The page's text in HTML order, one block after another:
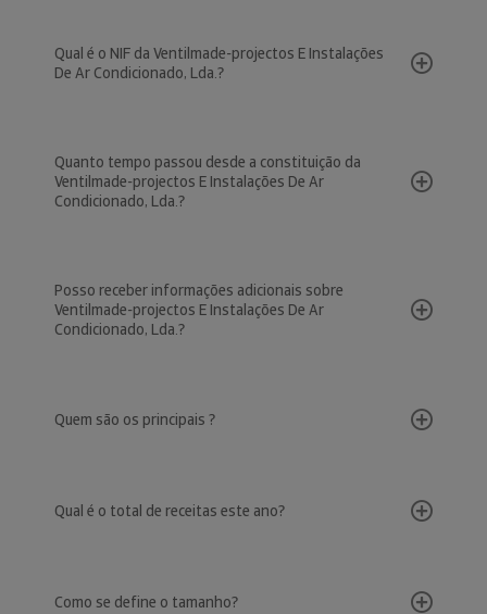
Qual é o NIF da Ventilmade-projectos E Instalações
De Ar Condicionado, Lda.?
Quanto tempo passou desde a constituição da
Ventilmade-projectos E Instalações De Ar
Condicionado, Lda.?
Posso receber informações adicionais sobre
Ventilmade-projectos E Instalações De Ar
Condicionado, Lda.?
Quem são os principais ?
Qual é o total de receitas este ano?
Como se define o tamanho?